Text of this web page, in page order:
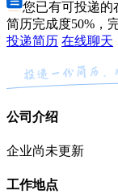
您已有可投递的
简历完成度50%，
投递简历 在线聊天
公司介绍
企业尚未更新
工作地点